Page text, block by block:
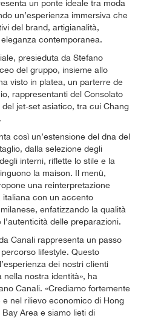
un ponte ideale tra moda
un’esperienza immersiva che
del brand, artigianalità,
contemporanea.
presieduta da Stefano
del gruppo, insieme allo
visto in platea, un parterre de
rappresentanti del Consolato
jet-set asiatico, tra cui Chang
così un’estensione del dna del
dalla selezione degli
interni, riflette lo stile e la
la maison. Il menù,
una reinterpretazione
con un accento
enfatizzando la qualità
delle preparazioni.
Canali rappresenta un passo
lifestyle. Questo
dei nostri clienti
nella nostra identità», ha
Canali. «Crediamo fortemente
e nel rilievo economico di Hong
Area e siamo lieti di